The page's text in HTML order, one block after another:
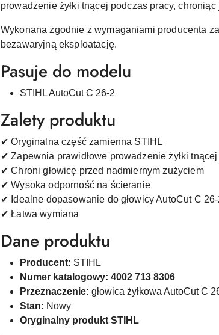
prowadzenie żyłki tnącej podczas pracy,
Wykonana zgodnie z wymaganiami producenta
bezawaryjną eksploatację.
Pasuje do modelu
STIHL AutoCut C 26-2
Zalety produktu
✔ Oryginalna część zamienna STIHL
✔ Zapewnia prawidłowe prowadzenie żyłki tnącej
✔ Chroni głowicę przed nadmiernym zużyciem
✔ Wysoka odporność na ścieranie
✔ Idealne dopasowanie do głowicy AutoCut C 26-
✔ Łatwa wymiana
Dane produktu
Producent: STIHL
Numer katalogowy: 4002 713 8306
Przeznaczenie: głowica żyłkowa AutoCut C
Stan: Nowy
Oryginalny produkt STIHL